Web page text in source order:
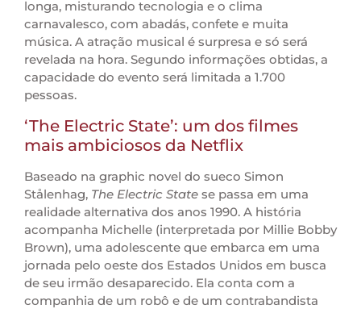
longa, misturando tecnologia e o clima
carnavalesco, com abadás, confete e muita
música. A atração musical é surpresa e só será
revelada na hora. Segundo informações obtidas, a
capacidade do evento será limitada a 1.700
pessoas.
‘The Electric State’: um dos filmes
mais ambiciosos da Netflix
Baseado na graphic novel do sueco Simon
Stålenhag, The Electric State se passa em uma
realidade alternativa dos anos 1990. A história
acompanha Michelle (interpretada por Millie Bobby
Brown), uma adolescente que embarca em uma
jornada pelo oeste dos Estados Unidos em busca
de seu irmão desaparecido. Ela conta com a
companhia de um robô e de um contrabandista